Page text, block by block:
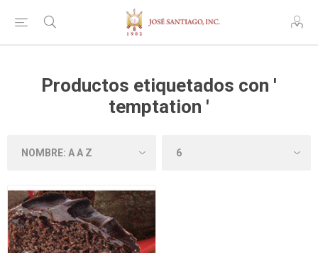
Productos etiquetados con '
temptation '